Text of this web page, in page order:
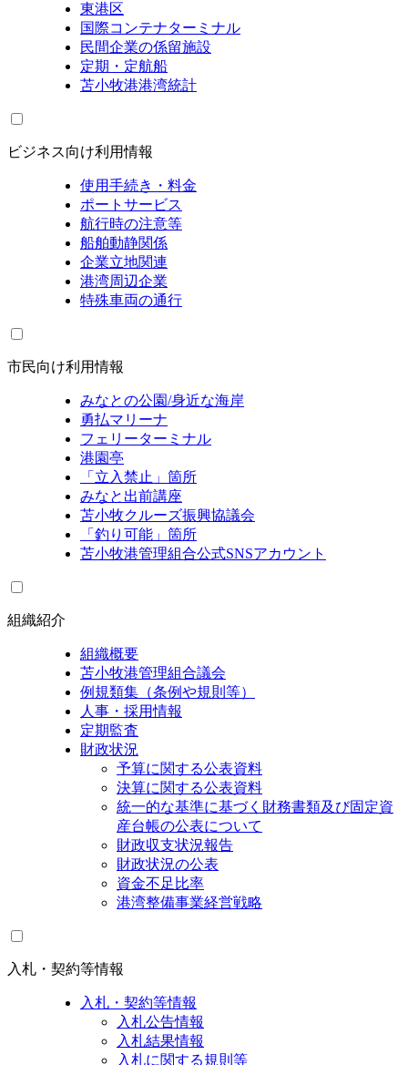
東港区
国際コンテナターミナル
民間企業の係留施設
定期・定航船
苫小牧港港湾統計
ビジネス向け利用情報
使用手続き・料金
ポートサービス
航行時の注意等
船舶動静関係
企業立地関連
港湾周辺企業
特殊車両の通行
市民向け利用情報
みなとの公園/身近な海岸
勇払マリーナ
フェリーターミナル
港園亭
「立入禁止」箇所
みなと出前講座
苫小牧クルーズ振興協議会
「釣り可能」箇所
苫小牧港管理組合公式SNSアカウント
組織紹介
組織概要
苫小牧港管理組合議会
例規類集（条例や規則等）
人事・採用情報
定期監査
財政状況
予算に関する公表資料
決算に関する公表資料
統一的な基準に基づく財務書類及び固定資
産台帳の公表について
財政収支状況報告
財政状況の公表
資金不足比率
港湾整備事業経営戦略
入札・契約等情報
入札・契約等情報
入札公告情報
入札結果情報
入札に関する規則等